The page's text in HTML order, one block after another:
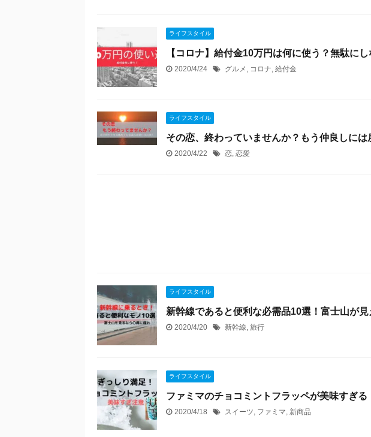
ライフスタイル
【コロナ】給付金10万円は何に使う？無駄に
2020/4/24 グルメ , コロナ, 給付金
ライフスタイル
その恋、終わっていませんか？もう仲良しには
2020/4/22 恋, 恋愛
ライフスタイル
新幹線であると便利な必需品10選！富士山が
2020/4/20 新幹線, 旅行
ライフスタイル
ファミマのチョコミントフラッペが美味すぎる
2020/4/18 スイーツ, ファミマ, 新商品